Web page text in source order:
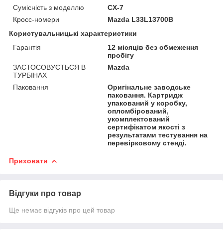
Сумісність з моделлю
CX-7
Кросс-номери
Mazda L33L13700B
Користувальницькі характеристики
Гарантія
12 місяців без обмеження
пробігу
ЗАСТОСОВУЄТЬСЯ В
ТУРБІНАХ
Mazda
Паковання
Оригінальне заводське
паковання. Картридж
упакований у коробку,
опломбірований,
укомплектований
сертифікатом якості з
результатами тестування на
перевірковому стенді.
Приховати
Відгуки про товар
Ще немає відгуків про цей товар